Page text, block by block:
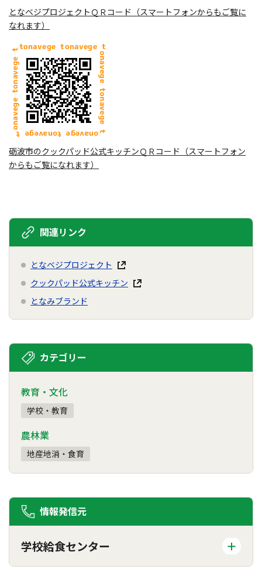
となベジプロジェクトＱＲコード（スマートフォンからもご覧に
なれます）
砺波市のクックパッド公式キッチンＱＲコード（スマートフォン
からもご覧になれます）
関連リンク
となベジプロジェクト
クックパッド公式キッチン
となみブランド
カテゴリー
教育・文化
学校・教育
農林業
地産地消・食育
情報発信元
学校給食センター